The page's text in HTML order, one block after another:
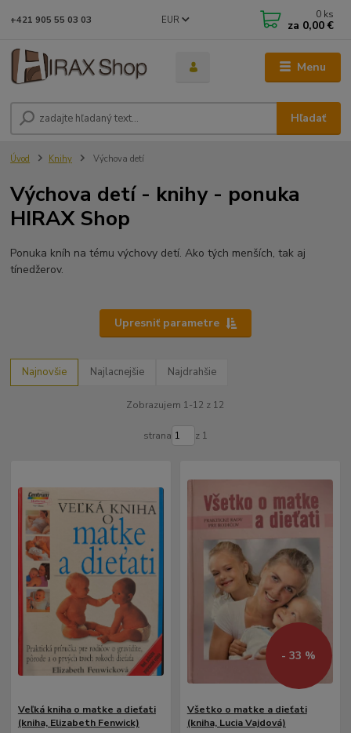
Menu
EUR
Hľadať
+421 905 55 03 03 0 ks
za 0,00 €
Úvod Knihy Výchova detí
Výchova detí - knihy - ponuka
HIRAX Shop
Ponuka kníh na tému výchovy detí. Ako tých menších, tak aj
tínedžerov.
Upresniť parametre
Najnovšie Najlacnejšie Najdrahšie
Zobrazujem 1-12 z 12
strana z 1
Veľká kniha o matke a dieťati
(kniha, Elizabeth Fenwick)
- 33 %
Všetko o matke a dieťati
(kniha, Lucia Vajdová)